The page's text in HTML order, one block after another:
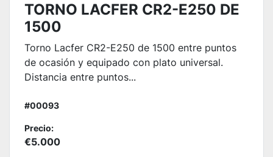
TORNO LACFER CR2-E250 DE
1500
Torno Lacfer CR2-E250 de 1500 entre puntos
de ocasión y equipado con plato universal.
Distancia entre puntos...
#00093
Precio:
€5.000